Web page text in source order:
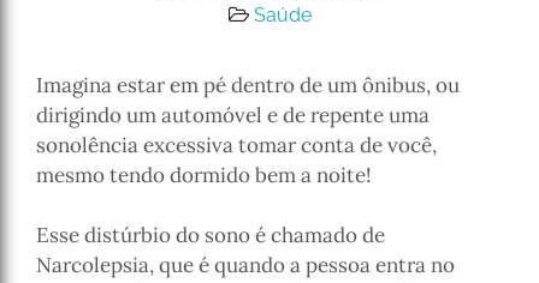
Saúde
Imagina estar em pé dentro de um ônibus, ou
dirigindo um automóvel e de repente uma
sonolência excessiva tomar conta de você,
mesmo tendo dormido bem a noite!
Esse distúrbio do sono é chamado de
Narcolepsia, que é quando a pessoa entra no